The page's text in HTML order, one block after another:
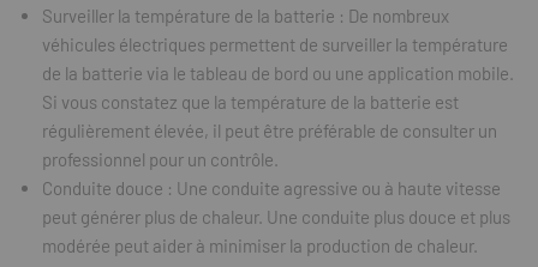
Surveiller la température de la batterie : De nombreux
véhicules électriques permettent de surveiller la température
de la batterie via le tableau de bord ou une application mobile.
Si vous constatez que la température de la batterie est
régulièrement élevée, il peut être préférable de consulter un
professionnel pour un contrôle.
Conduite douce : Une conduite agressive ou à haute vitesse
peut générer plus de chaleur. Une conduite plus douce et plus
modérée peut aider à minimiser la production de chaleur.